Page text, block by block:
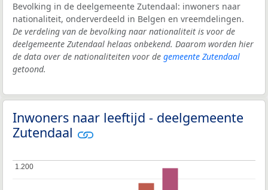
Bevolking in de deelgemeente Zutendaal: inwoners naar
nationaliteit, onderverdeeld in Belgen en vreemdelingen.
De verdeling van de bevolking naar nationaliteit is voor de
deelgemeente Zutendaal helaas onbekend. Daarom worden hier
de data over de nationaliteiten voor de gemeente Zutendaal
getoond.
Inwoners naar leeftijd - deelgemeente
Zutendaal
1.200
1.200